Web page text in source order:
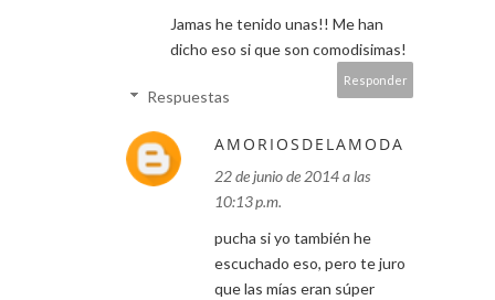
Jamas he tenido unas!! Me han
dicho eso si que son comodisimas!
Responder
Respuestas
AMORIOSDELAMODA
22 de junio de 2014 a las
10:13 p.m.
pucha si yo también he
escuchado eso, pero te juro
que las mías eran súper